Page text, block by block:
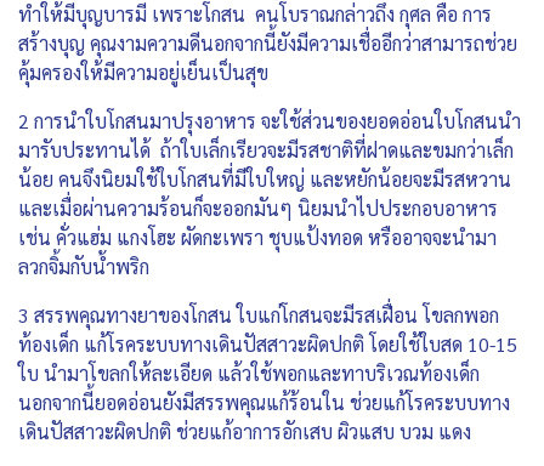
ทำให้มีบุญบารมี เพราะโกสน คนโบราณกล่าวถึง กุศล คือ การ
สร้างบุญ คุณงามความดีนอกจากนี้ยังมีความเชื่ออีกว่าสามารถช่วย
คุ้มครองให้มีความอยู่เย็นเป็นสุข
2 การนำใบโกสนมาปรุงอาหาร จะใช้ส่วนของยอดอ่อนใบโกสนนำ
มารับประทานได้ ถ้าใบเล็กเรียวจะมีรสชาติที่ฝาดและขมกว่าเล็ก
น้อย คนจึงนิยมใช้ใบโกสนที่มีใบใหญ่ และหยักน้อยจะมีรสหวาน
และเมื่อผ่านความร้อนก็จะออกมันๆ นิยมนำไปประกอบอาหาร
เช่น คั่วแฮ่ม แกงโฮะ ผัดกะเพรา ชุบแป้งทอด หรืออาจจะนำมา
ลวกจิ้มกับน้ำพริก
3 สรรพคุณทางยาของโกสน ใบแก่โกสนจะมีรสเฝื่อน โขลกพอก
ท้องเด็ก แก้โรคระบบทางเดินปัสสาวะผิดปกติ โดยใช้ใบสด 10-15
ใบ นำมาโขลกให้ละเอียด แล้วใช้พอกและทาบริเวณท้องเด็ก
นอกจากนี้ยอดอ่อนยังมีสรรพคุณแก้ร้อนใน ช่วยแก้โรคระบบทาง
เดินปัสสาวะผิดปกติ ช่วยแก้อาการอักเสบ ผิวแสบ บวม แดง